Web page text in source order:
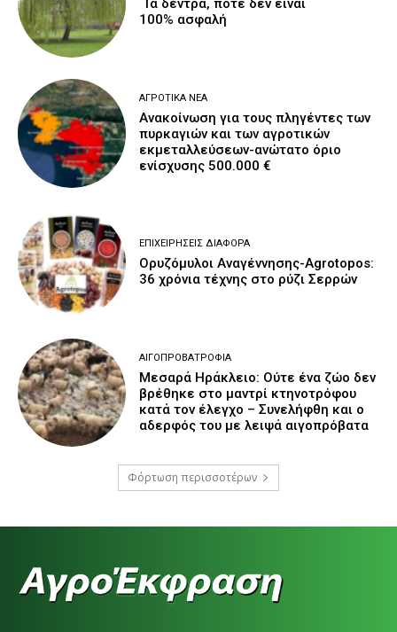
Τα δέντρα, ποτέ δεν είναι
100% ασφαλή
ΑΓΡΟΤΙΚΆ ΝΈΑ
Ανακοίνωση για τους πληγέντες των
πυρκαγιών και των αγροτικών
εκμεταλλεύσεων-ανώτατο όριο
ενίσχυσης 500.000 €
ΕΠΙΧΕΙΡΉΣΕΙΣ ΔΙΆΦΟΡΑ
Ορυζόμυλοι Αναγέννησης-Agrotopos:
36 χρόνια τέχνης στο ρύζι Σερρών
ΑΙΓΟΠΡΟΒΑΤΡΟΦΊΑ
Μεσαρά Ηράκλειο: Ούτε ένα ζώο δεν
βρέθηκε στο μαντρί κτηνοτρόφου
κατά τον έλεγχο – Συνελήφθη και ο
αδερφός του με λειψά αιγοπρόβατα
Φόρτωση περισσοτέρων